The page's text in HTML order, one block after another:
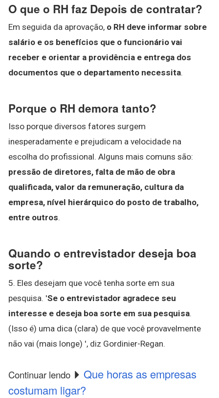
O que o RH faz Depois de contratar?
Em seguida da aprovação, o RH deve informar sobre
salário e os benefícios que o funcionário vai
receber e orientar a providência e entrega dos
documentos que o departamento necessita.
Porque o RH demora tanto?
Isso porque diversos fatores surgem
inesperadamente e prejudicam a velocidade na
escolha do profissional. Alguns mais comuns são:
pressão de diretores, falta de mão de obra
qualificada, valor da remuneração, cultura da
empresa, nível hierárquico do posto de trabalho,
entre outros.
Quando o entrevistador deseja boa
sorte?
5. Eles desejam que você tenha sorte em sua
pesquisa. 'Se o entrevistador agradece seu
interesse e deseja boa sorte em sua pesquisa.
(Isso é) uma dica (clara) de que você provavelmente
não vai (mais longe) ', diz Gordinier-Regan.
Continuar lendo
Que horas as empresas
costumam ligar?